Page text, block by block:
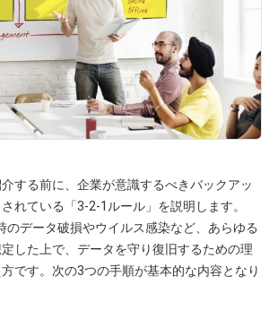
する前に、企業が意識するべきバックアッ
れている「3-2-1ルール」を説明します。
のデータ破損やウイルス感染など、あらゆる
した上で、データを守り復旧するための理
です。次の3つの手順が基本的な内容となり